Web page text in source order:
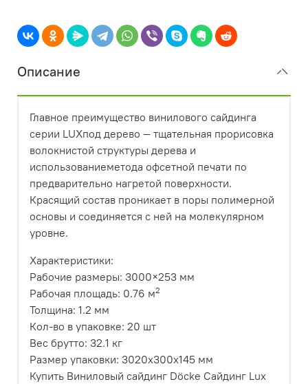
Описание
Главное преимущество винилового сайдинга
серии LUXпод дерево — тщательная прорисовка
волокнистой структуры дерева и
использованиеметода офсетной печати по
предварительно нагретой поверхности.
Красящий состав проникает в поры полимерной
основы и соединяется с ней на молекулярном
уровне.
Характеристики:
Рабочие размеры: 3000×253 мм
Рабочая площадь: 0.76 м2
Толщина: 1.2 мм
Кол-во в упаковке: 20 шт
Вес брутто: 32.1 кг
Размер упаковки: 3020x300x145 мм
Купить Виниловый сайдинг Döcke Сайдинг Lux